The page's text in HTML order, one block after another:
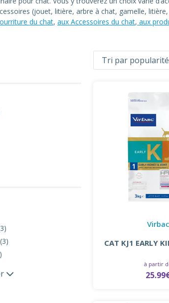
(jouet, litière, arbre à chat, gamelle,
du chat, aux Accessoires du chat, aux
Virbac
CAT KJ1 EARLY
à partir